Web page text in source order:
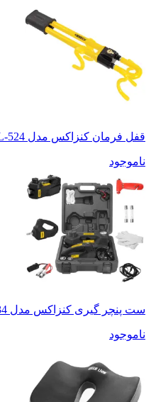
قفل فرمان کنزاکس مدل KSL-524
ناموجود
ست پنچر گیری کنزاکس مدل KIU-1334
ناموجود